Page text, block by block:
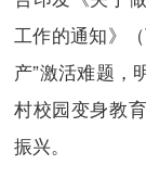
工作的通知》
产”激活难题，
村校园变身教
振兴。